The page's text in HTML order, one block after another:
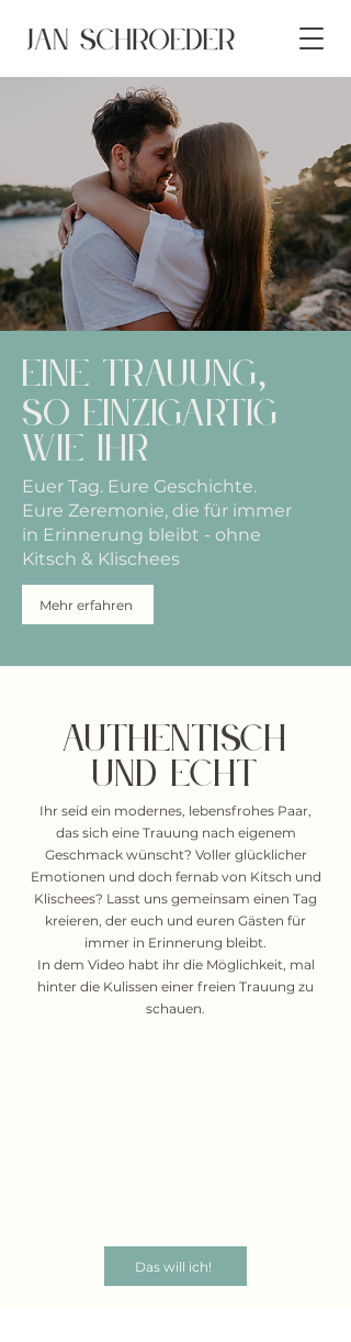
Eine Trauung,
so einzigartig
wie ihr
Euer Tag. Eure Geschichte.
Eure Zeremonie, die für immer
in Erinnerung bleibt - ohne
Kitsch & Klischees
Mehr erfahren
Authentisch
und echt
Ihr seid ein modernes, lebensfrohes Paar,
das sich eine Trauung nach eigenem
Geschmack wünscht? Voller glücklicher
Emotionen und doch fernab von Kitsch und
Klischees? Lasst uns gemeinsam einen Tag
kreieren, der euch und euren Gästen für
immer in Erinnerung bleibt.
In dem Video habt ihr die Möglichkeit, mal
hinter die Kulissen einer freien Trauung zu
schauen.
Das will ich!